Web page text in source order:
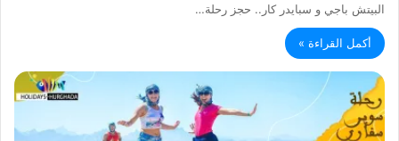
البيتش باجي و سبايدر كار.. حجز رحلة…
أكمل القراءة »